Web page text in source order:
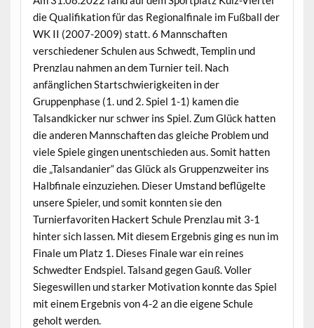
die Qualifikation für das Regionalfinale im Fußball der
WK II (2007-2009) statt. 6 Mannschaften
verschiedener Schulen aus Schwedt, Templin und
Prenzlau nahmen an dem Turnier teil. Nach
anfänglichen Startschwierigkeiten in der
Gruppenphase (1. und 2. Spiel 1-1) kamen die
Talsandkicker nur schwer ins Spiel. Zum Glück hatten
die anderen Mannschaften das gleiche Problem und
viele Spiele gingen unentschieden aus. Somit hatten
die „Talsandanier“ das Glück als Gruppenzweiter ins
Halbfinale einzuziehen. Dieser Umstand beflügelte
unsere Spieler, und somit konnten sie den
Turnierfavoriten Hackert Schule Prenzlau mit 3-1
hinter sich lassen. Mit diesem Ergebnis ging es nun im
Finale um Platz 1. Dieses Finale war ein reines
Schwedter Endspiel. Talsand gegen Gauß. Voller
Siegeswillen und starker Motivation konnte das Spiel
mit einem Ergebnis von 4-2 an die eigene Schule
geholt werden.